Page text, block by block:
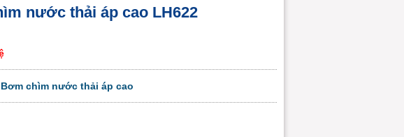
nước thải áp cao LH622
Bơm chìm nước thải áp cao